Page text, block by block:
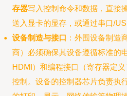
存器写入控制命令和数据，直接
送入显卡的显存，或通过串口/
设备制造与接口
：外围设备制造
商）必须确保其设备遵循标准的
HDMI）和编程接口（寄存器定
控制。设备的控制器芯片负责执